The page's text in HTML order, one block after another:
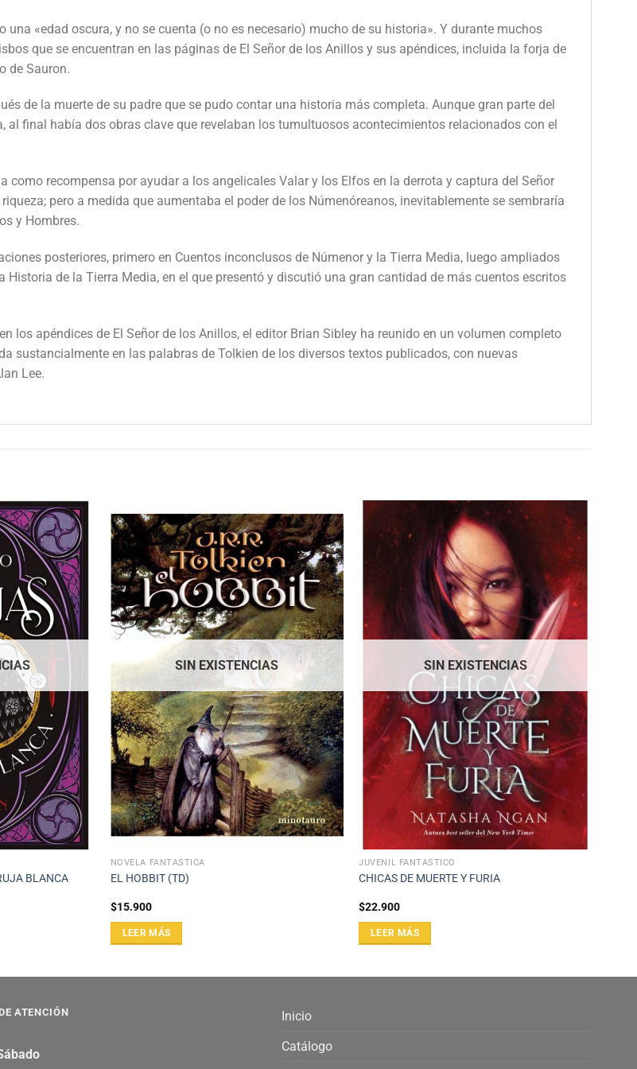
«edad oscura, y no se cuenta (o no es necesario) mucho de su historia». Y durante muchos
que se encuentran en las páginas de El Señor de los Anillos y sus apéndices, incluida la forja de
de Sauron.
de la muerte de su padre que se pudo contar una historia más completa. Aunque gran parte del
al final había dos obras clave que revelaban los tumultuosos acontecimientos relacionados con el
como recompensa por ayudar a los angelicales Valar y los Elfos en la derrota y captura del Señor
pero a medida que aumentaba el poder de los Númenóreanos, inevitablemente se sembraría
y Hombres.
posteriores, primero en Cuentos inconclusos de Númenor y la Tierra Media, luego ampliados
de la Tierra Media, en el que presentó y discutió una gran cantidad de más cuentos escritos
los apéndices de El Señor de los Anillos, el editor Brian Sibley ha reunido en un volumen completo
sustancialmente en las palabras de Tolkien de los diversos textos publicados, con nuevas
Lee.
BLANCA
SIN EXISTENCIAS
NOVELA FANTÁSTICA
EL HOBBIT (TD)
$15.900
LEER MÁS
SIN EXISTENCIAS
JUVENIL FANTÁSTICO
CHICAS DE MUERTE Y FURIA
$22.900
LEER MÁS
ATENCIÓN
Inicio
Catálogo